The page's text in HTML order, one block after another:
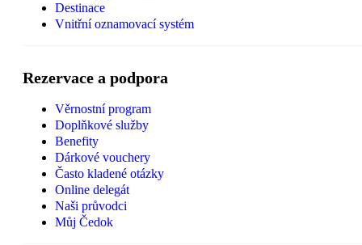
Destinace
Vnitřní oznamovací systém
Rezervace a podpora
Věrnostní program
Doplňkové služby
Benefity
Dárkové vouchery
Často kladené otázky
Online delegát
Naši průvodci
Můj Čedok